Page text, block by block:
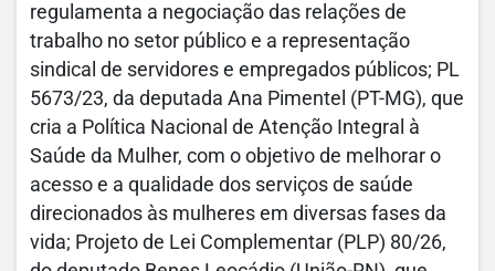
regulamenta a negociação das relações de
trabalho no setor público e a representação
sindical de servidores e empregados públicos; PL
5673/23, da deputada Ana Pimentel (PT-MG), que
cria a Política Nacional de Atenção Integral à
Saúde da Mulher, com o objetivo de melhorar o
acesso e a qualidade dos serviços de saúde
direcionados às mulheres em diversas fases da
vida; Projeto de Lei Complementar (PLP) 80/26,